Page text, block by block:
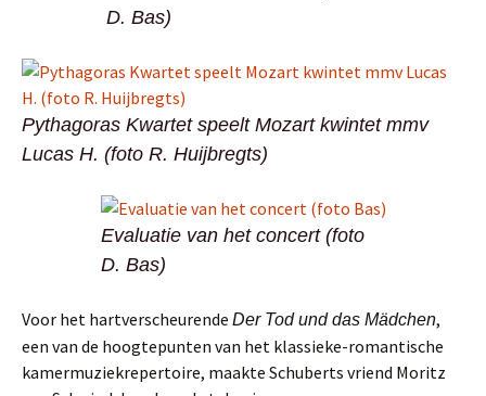
D. Bas)
Pythagoras Kwartet speelt Mozart kwintet mmv
Lucas H. (foto R. Huijbregts)
Evaluatie van het concert (foto
D. Bas)
Voor het hartverscheurende Der Tod und das Mädchen,
een van de hoogtepunten van het klassieke-romantische
kamermuziekrepertoire, maakte Schuberts vriend Moritz